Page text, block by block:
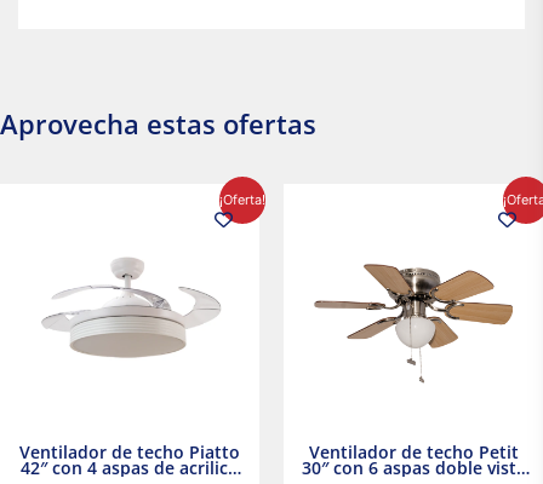
Aprovecha estas ofertas
¡Oferta!
Ventilador de techo Piatto
42″ con 4 aspas de acrilico
$2,986.97.
precio
actual
Ventilador de techo Petit
30″ con 6 aspas doble vista
$1,450.23.
precio
actual